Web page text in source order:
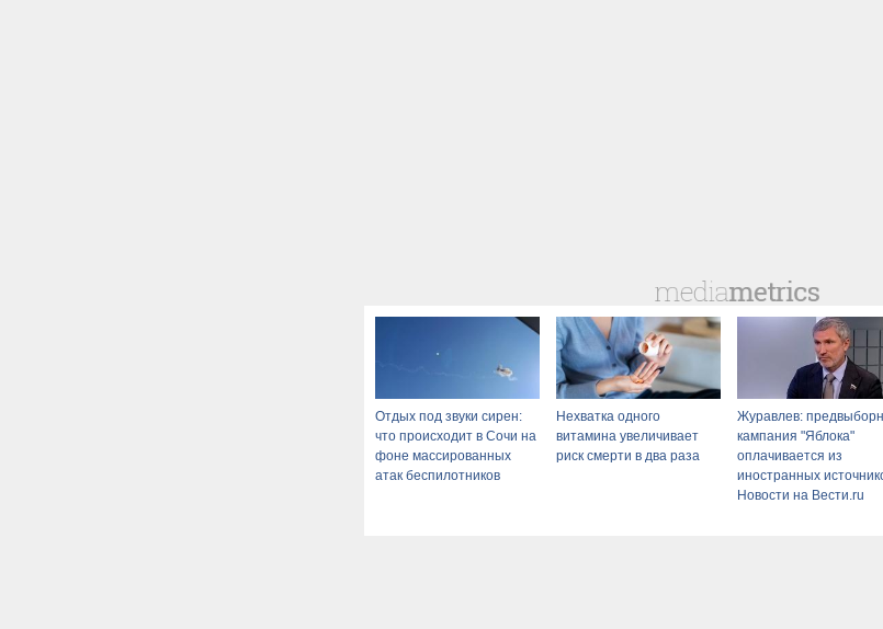
Отдых под звуки сирен:
что происходит в Сочи на
фоне массированных
атак беспилотников
Нехватка одного
витамина увеличивает
риск смерти в два раза
Журавлев:
кампания "Яблока"
оплачивается из
иностранных
Новости на Вести.ru